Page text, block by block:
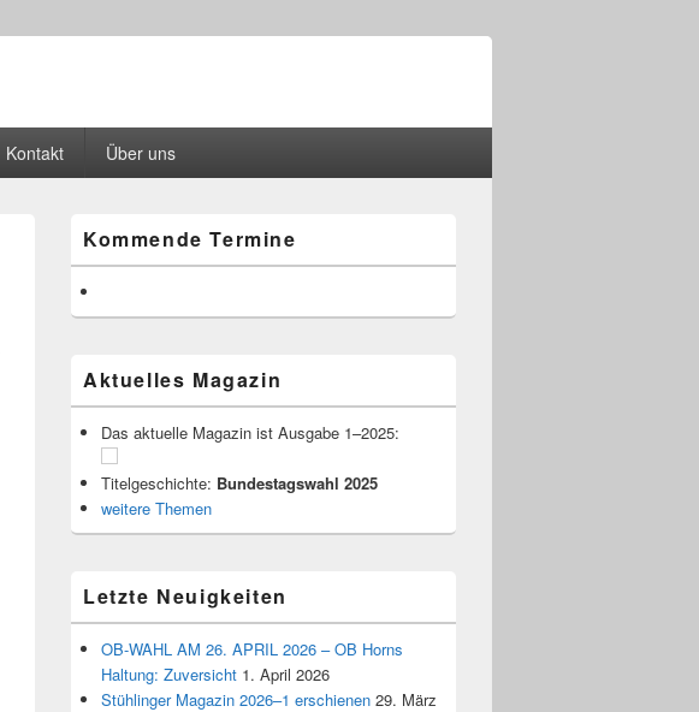
Kontakt Über uns
Seitenleisten-
Widgetbereich
Kommende Termine
Aktuelles Magazin
Das aktu­elle Magazin ist Ausgabe 1–2025:
Titelgeschichte: Bundestagswahl 2025
wei­tere Themen
Letzte Neuigkeiten
OB-WAHL AM 26. APRIL 2026 – OB Horns
Haltung: Zuversicht 1. April 2026
Stühlinger Magazin 2026–1 erschienen 29. März